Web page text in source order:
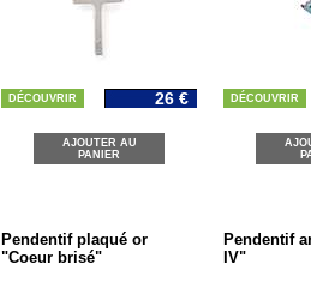
DÉCOUVRIR 26 €
AJOUTER AU
PANIER
DÉCOUVRIR
Pendentif plaqué or
"Coeur brisé"
Pendentif
IV"